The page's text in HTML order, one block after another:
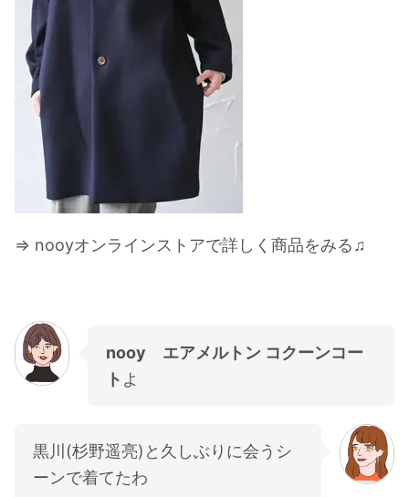
⇒ nooyオンラインストアで詳しく商品をみる♫
nooy エアメルトン コクーンコー
ト よ
黒川(杉野遥亮)と久しぶりに会うシ
ーンで着てたわ